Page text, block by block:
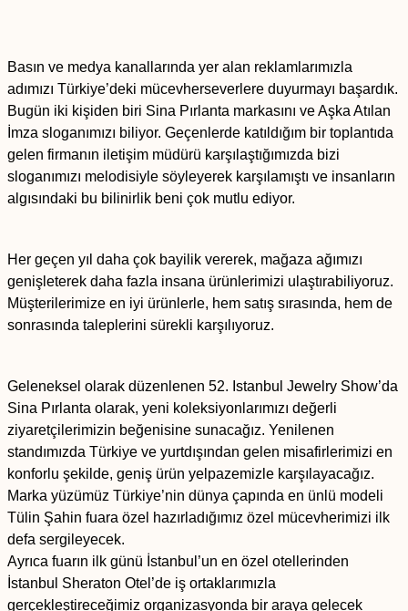
Basın ve medya kanallarında yer alan reklamlarımızla
adımızı Türkiye’deki mücevherseverlere duyurmayı başardık.
Bugün iki kişiden biri Sina Pırlanta markasını ve Aşka Atılan
İmza sloganımızı biliyor. Geçenlerde katıldığım bir toplantıda
gelen firmanın iletişim müdürü karşılaştığımızda bizi
sloganımızı melodisiyle söyleyerek karşılamıştı ve insanların
algısındaki bu bilinirlik beni çok mutlu ediyor.
Her geçen yıl daha çok bayilik vererek, mağaza ağımızı
genişleterek daha fazla insana ürünlerimizi ulaştırabiliyoruz.
Müşterilerimize en iyi ürünlerle, hem satış sırasında, hem de
sonrasında taleplerini sürekli karşılıyoruz.
Geleneksel olarak düzenlenen 52. Istanbul Jewelry Show’da
Sina Pırlanta olarak, yeni koleksiyonlarımızı değerli
ziyaretçilerimizin beğenisine sunacağız. Yenilenen
standımızda Türkiye ve yurtdışından gelen misafirlerimizi en
konforlu şekilde, geniş ürün yelpazemizle karşılayacağız.
Marka yüzümüz Türkiye’nin dünya çapında en ünlü modeli
Tülin Şahin fuara özel hazırladığımız özel mücevherimizi ilk
defa sergileyecek.
Ayrıca fuarın ilk günü İstanbul’un en özel otellerinden
İstanbul Sheraton Otel’de iş ortaklarımızla
gerçekleştireceğimiz organizasyonda bir araya gelecek